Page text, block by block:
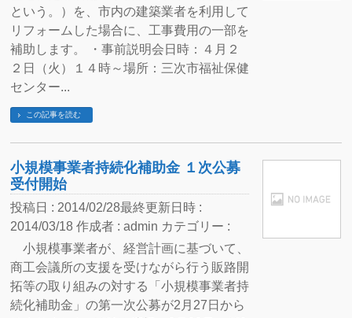
という。）を、市内の建築業者を利用して
リフォームした場合に、工事費用の一部を
補助します。 ・事前説明会日時：４月２
２日（火）１４時～場所：三次市福祉保健
センター...
この記事を読む
小規模事業者持続化補助金 １次公募
受付開始
投稿日 : 2014/02/28最終更新日時 :
2014/03/18 作成者 :admin カテゴリー :
小規模事業者が、経営計画に基づいて、
商工会議所の支援を受けながら行う販路開
拓等の取り組みの対する「小規模事業者持
続化補助金」の第一次公募が2月27日から